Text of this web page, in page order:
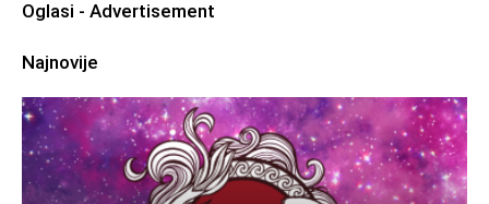
Oglasi - Advertisement
Najnovije